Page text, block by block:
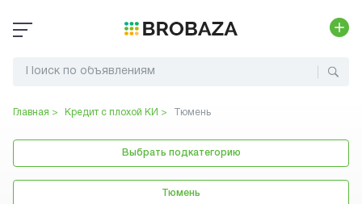
Главная > Кредит с плохой КИ > Тюмень
Выбрать подкатегорию
Тюмень